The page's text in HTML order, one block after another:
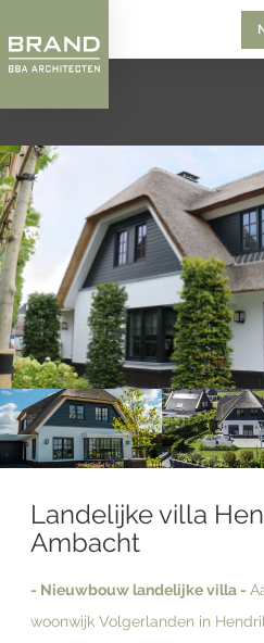
Landelijke villa
Ambacht
- Nieuwbouw landelijke villa -
woonwijk Volgerlanden in